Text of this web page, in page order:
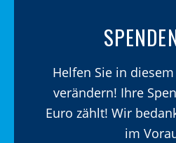
Helfen Sie in
verändern! Ihre
Euro zählt! Wir
im